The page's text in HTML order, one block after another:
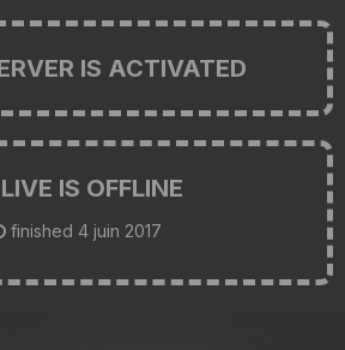
IS ACTIVATED
IS OFFLINE
finished 4 juin 2017